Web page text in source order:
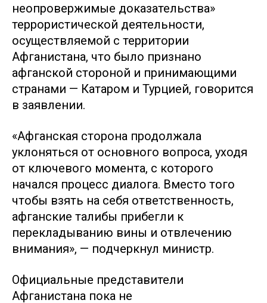
неопровержимые доказательства»
террористической деятельности,
осуществляемой с территории
Афганистана, что было признано
афганской стороной и принимающими
странами — Катаром и Турцией, говорится
в заявлении.
«Афганская сторона продолжала
уклоняться от основного вопроса, уходя
от ключевого момента, с которого
начался процесс диалога. Вместо того
чтобы взять на себя ответственность,
афганские талибы прибегли к
перекладыванию вины и отвлечению
внимания», — подчеркнул министр.
Официальные представители
Афганистана пока не